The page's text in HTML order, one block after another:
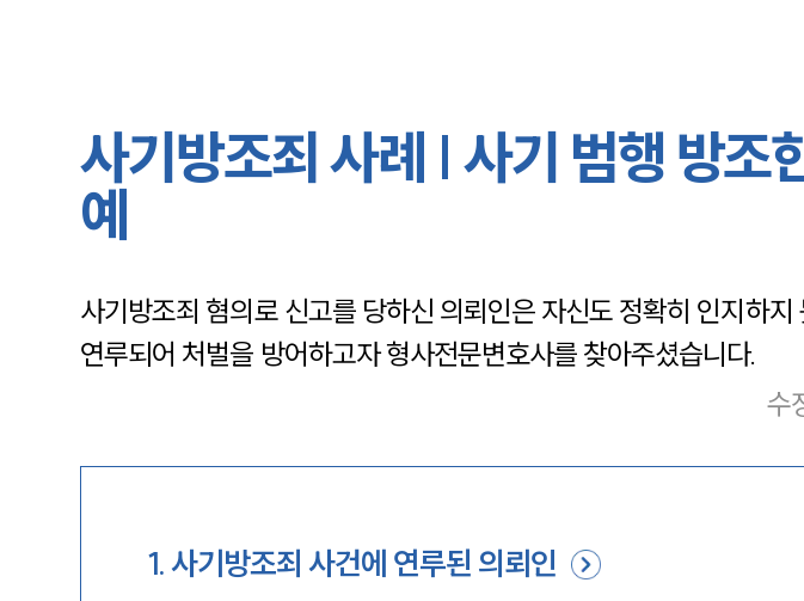
사기방조죄 사례 | 사기 범행 방조
예
사기방조죄 혐의로 신고를 당하신 의뢰인은 자신도 정확히 인지하
연루되어 처벌을 방어하고자 형사전문변호사를 찾아주셨습니다.
수
1. 사기방조죄 사건에 연루된 의뢰인